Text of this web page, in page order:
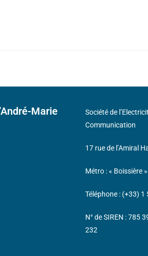
Marie
Société de
Communication
17 rue de l’Amiral
Métro : « Boissière
Téléphone : (+33) 1
N° de SIREN : 785
232